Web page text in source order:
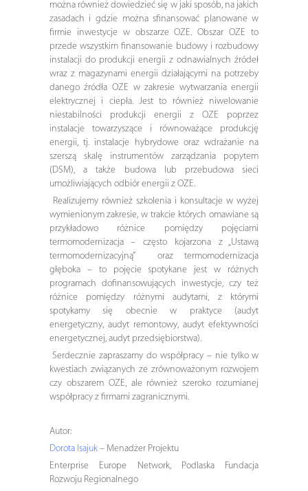
można również dowiedzieć się w jaki sposób, na jakich
zasadach i gdzie można sfinansować planowane w
firmie inwestycje w obszarze OZE. Obszar OZE to
przede wszystkim finansowanie budowy i rozbudowy
instalacji do produkcji energii z odnawialnych źródeł
wraz z magazynami energii działającymi na potrzeby
danego źródła OZE w zakresie wytwarzania energii
elektrycznej i ciepła. Jest to również niwelowanie
niestabilności produkcji energii z OZE poprzez
instalacje towarzyszące i równoważące produkcję
energii, tj. instalacje hybrydowe oraz wdrażanie na
szerszą skalę instrumentów zarządzania popytem
(DSM), a także budowa lub przebudowa sieci
umożliwiających odbiór energii z OZE.
Realizujemy również szkolenia i konsultacje w wyżej
wymienionym zakresie, w trakcie których omawiane są
przykładowo różnice pomiędzy pojęciami
termomodernizacja – często kojarzona z „Ustawą
termomodernizacyjną” oraz termomodernizacja
głęboka – to pojęcie spotykane jest w różnych
programach dofinansowujących inwestycje, czy też
różnice pomiędzy różnymi audytami, z którymi
spotykamy się obecnie w praktyce (audyt
energetyczny, audyt remontowy, audyt efektywności
energetycznej, audyt przedsiębiorstwa).
Serdecznie zapraszamy do współpracy – nie tylko w
kwestiach związanych ze zrównoważonym rozwojem
czy obszarem OZE, ale również szeroko rozumianej
współpracy z firmami zagranicznymi.
Autor:
Dorota Isajuk– Menadżer Projektu
Enterprise Europe Network, Podlaska Fundacja
Rozwoju Regionalnego